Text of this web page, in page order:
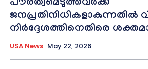
പൗരത്വമെടുത്തവർക്ക്
ജനപ്രതിനിധികളാകുന്നതിൽ
നിർദ്ദേശത്തിനെതിരെ
USA News May 22, 2026